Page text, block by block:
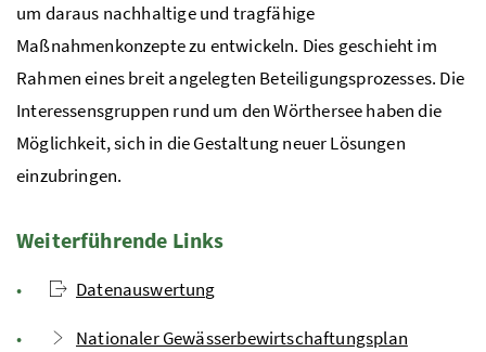
um daraus nachhaltige und tragfähige
Maßnahmenkonzepte zu entwickeln. Dies geschieht im
Rahmen eines breit angelegten Beteiligungsprozesses. Die
Interessensgruppen rund um den Wörthersee haben die
Möglichkeit, sich in die Gestaltung neuer Lösungen
einzubringen.
Weiterführende Links
Datenauswertung
Nationaler Gewässerbewirtschaftungsplan